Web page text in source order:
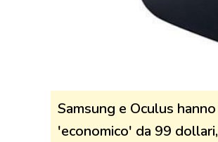
Samsung e Oculus
'economico' da 99